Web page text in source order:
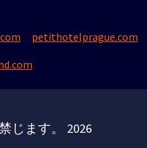
petithotelprague.com
じます。 2026